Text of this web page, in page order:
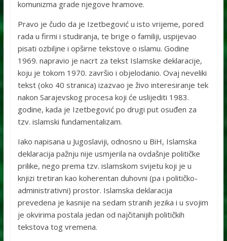
komunizma grade njegove hramove.
Pravo je čudo da je Izetbegović u isto vrijeme, pored
rada u firmi i studiranja, te brige o familiji, uspijevao
pisati ozbiljne i opširne tekstove o islamu. Godine
1969. napravio je nacrt za tekst Islamske deklaracije,
koju je tokom 1970. završio i objelodanio. Ovaj neveliki
tekst (oko 40 stranica) izazvao je živo interesiranje tek
nakon Sarajevskog procesa koji će uslijediti 1983.
godine, kada je Izetbegović po drugi put osuđen za
tzv. islamski fundamentalizam.
Iako napisana u Jugoslaviji, odnosno u BiH, Islamska
deklaracija pažnju nije usmjerila na ovdašnje političke
prilike, nego prema tzv. islamskom svijetu koji je u
knjizi tretiran kao koherentan duhovni (pa i političko-
administrativni) prostor. Islamska deklaracija
prevedena je kasnije na sedam stranih jezika i u svojim
je okvirima postala jedan od najčitanijih političkih
tekstova tog vremena.